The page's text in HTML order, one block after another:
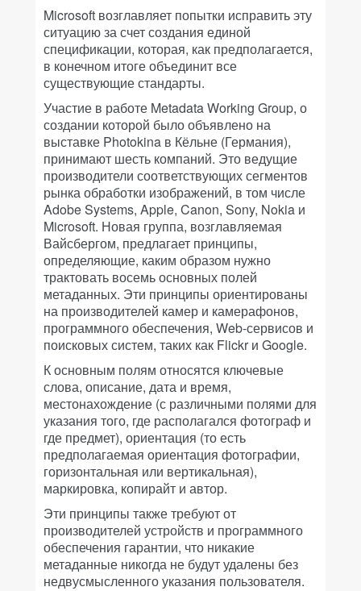
Microsoft возглавляет попытки исправить эту
ситуацию за счет создания единой
спецификации, которая, как предполагается,
в конечном итоге объединит все
существующие стандарты.
Участие в работе Metadata Working Group, о
создании которой было объявлено на
выставке Photokina в Кёльне (Германия),
принимают шесть компаний. Это ведущие
производители соответствующих сегментов
рынка обработки изображений, в том числе
Adobe Systems, Apple, Canon, Sony, Nokia и
Microsoft. Новая группа, возглавляемая
Вайсбергом, предлагает принципы,
определяющие, каким образом нужно
трактовать восемь основных полей
метаданных. Эти принципы ориентированы
на производителей камер и камерафонов,
программного обеспечения, Web-сервисов и
поисковых систем, таких как Flickr и Google.
К основным полям относятся ключевые
слова, описание, дата и время,
местонахождение (с различными полями для
указания того, где располагался фотограф и
где предмет), ориентация (то есть
предполагаемая ориентация фотографии,
горизонтальная или вертикальная),
маркировка, копирайт и автор.
Эти принципы также требуют от
производителей устройств и программного
обеспечения гарантии, что никакие
метаданные никогда не будут удалены без
недвусмысленного указания пользователя.